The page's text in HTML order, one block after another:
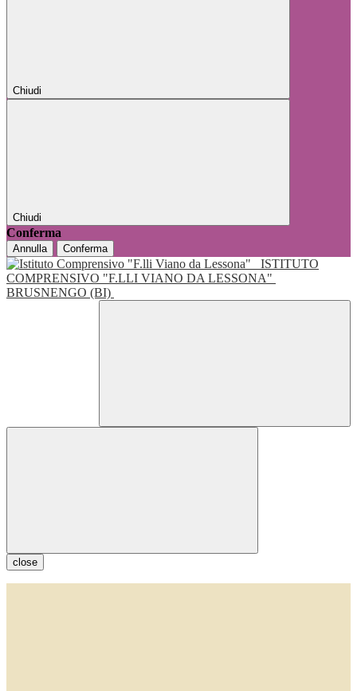
Chiudi
Chiudi
Conferma
Annulla Conferma
ISTITUTO
COMPRENSIVO "F.LLI VIANO DA LESSONA"
BRUSNENGO (BI)
close